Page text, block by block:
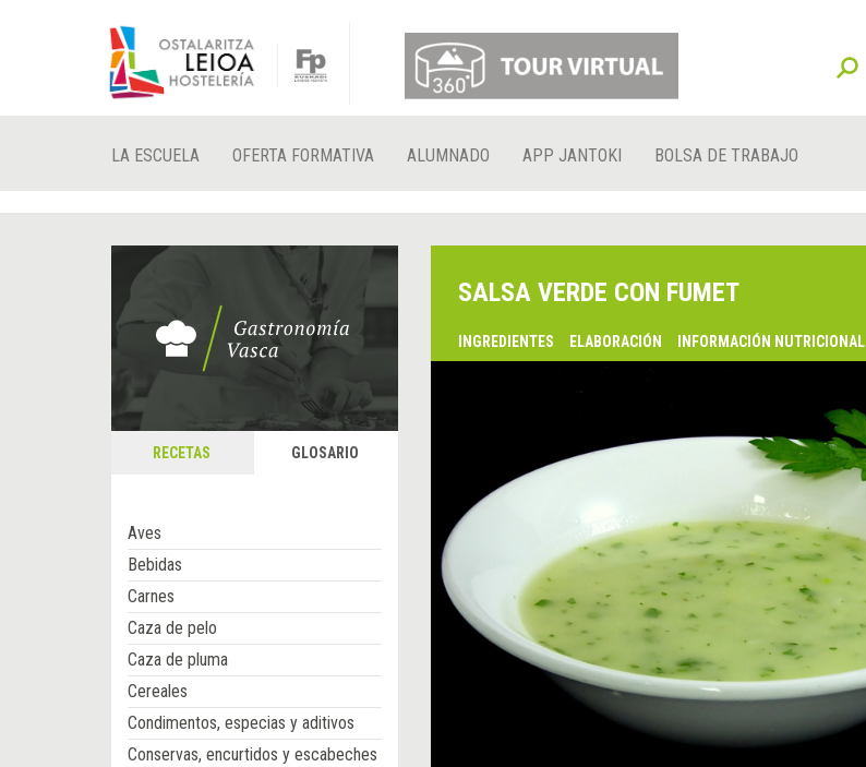
LA ESCUELA OFERTA FORMATIVA ALUMNADO APP JANTOKI BOLSA DE TRABAJO
RECETAS GLOSARIO
Aves
Bebidas
Carnes
Caza de pelo
Caza de pluma
Cereales
Condimentos, especias y aditivos
Conservas, encurtidos y escabeches
SALSA VERDE CON FUMET
INGREDIENTES ELABORACIÓN INFORMACIÓN NUTRICIONAL